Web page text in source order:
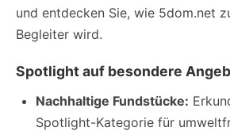
und entdecken Sie, wie 5dom.net
Begleiter wird.
Spotlight auf besondere
Nachhaltige Fundstücke:
Spotlight-Kategorie für